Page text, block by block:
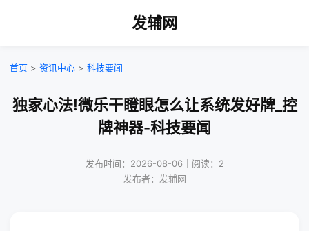
发辅网
首页 > 资讯中心 > 科技要闻
独家心法!微乐干瞪眼怎么让系统发好牌_控
牌神器-科技要闻
发布时间：2026-08-06｜阅读：2
发布者：发辅网